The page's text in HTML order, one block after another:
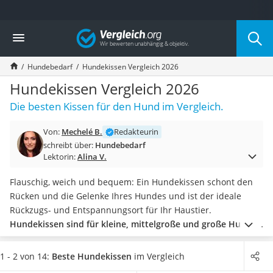
Die beliebtesten Vergleiche nach Kategorie
Drogerie
Inhalator
Haarschneider
Rollator
Braun Rasierer
Katzenklappe (Chip)
Masturbator
Massagepistole
Reisehaartrockner
Eiweißpulver
Magnesiumpräparat
Katzenklappe
Nackenmassagegerät
Zeckenschutz Katze
Vergleich
Hundebedarf Hundekissen Vergleich 2026
Hundekissen Vergleich 2026
Die besten Kissen für den Hund im Vergleich.
Von: Mechelé B.
Redakteurin
schreibt über: Hundebedarf
Lektorin:Alina V.
Flauschig, weich und bequem: Ein Hundekissen schont den
Rücken und die Gelenke Ihres Hundes und ist der ideale
Rückzugs- und Entspannungsort für Ihr Haustier.
Hundekissen sind für kleine, mittelgroße und große Hunde
geeignet.Als Alternative zumHundebettkönnen Sie das
Kissen für den Hund in Räumen wie dem Wohnzimmer,
1 - 2 von 14: Beste Hundekissen im Vergleich